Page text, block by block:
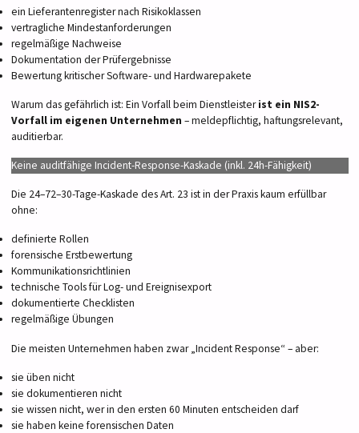
ein Lieferantenregister nach Risikoklassen
vertragliche Mindestanforderungen
regelmäßige Nachweise
Dokumentation der Prüfergebnisse
Bewertung kritischer Software- und Hardwarepakete
Warum das gefährlich ist: Ein Vorfall beim Dienstleisterist ein NIS2-
Vorfall im eigenen Unternehmen – meldepflichtig, haftungsrelevant,
auditierbar.
Keine auditfähige Incident-Response-Kaskade (inkl. 24h-Fähigkeit)
Die 24–72–30-Tage-Kaskade des Art. 23 ist in der Praxis kaum erfüllbar
ohne:
definierte Rollen
forensische Erstbewertung
Kommunikationsrichtlinien
technische Tools für Log- und Ereignisexport
dokumentierte Checklisten
regelmäßige Übungen
Die meisten Unternehmen haben zwar „Incident Response“ – aber:
sie üben nicht
sie dokumentieren nicht
sie wissen nicht, wer in den ersten 60 Minuten entscheiden darf
sie haben keine forensischen Daten